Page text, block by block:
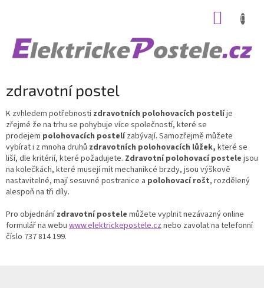
zdravotní postel
K zvhledem potřebnosti zdravotních polohovacích postelíje
zřejmé že na trhu se pohybuje více společností, které se
prodejem polohovacích postelízabývají. Samozřejmě můžete
vybírat i z mnoha druhů zdravotních polohovacích lůžek, které se
liší, dle kritérií, které požadujete. Zdravotní polohovací postele jsou
na kolečkách, které musejí mít mechanikcé brzdy, jsou výškově
nastavitelné, mají sesuvné postranice a polohovací rošt, rozdělený
alespoň na tři díly.
Pro objednánízdravotní postele můžete vyplnit nezávazný online
formulář na webu www.elektrickepostele.cznebo zavolat na telefonní
číslo 737 814 199.